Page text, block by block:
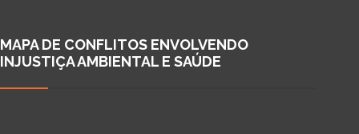
MAPA DE CONFLITOS ENVOLVENDO
INJUSTIÇA AMBIENTAL E SAÚDE